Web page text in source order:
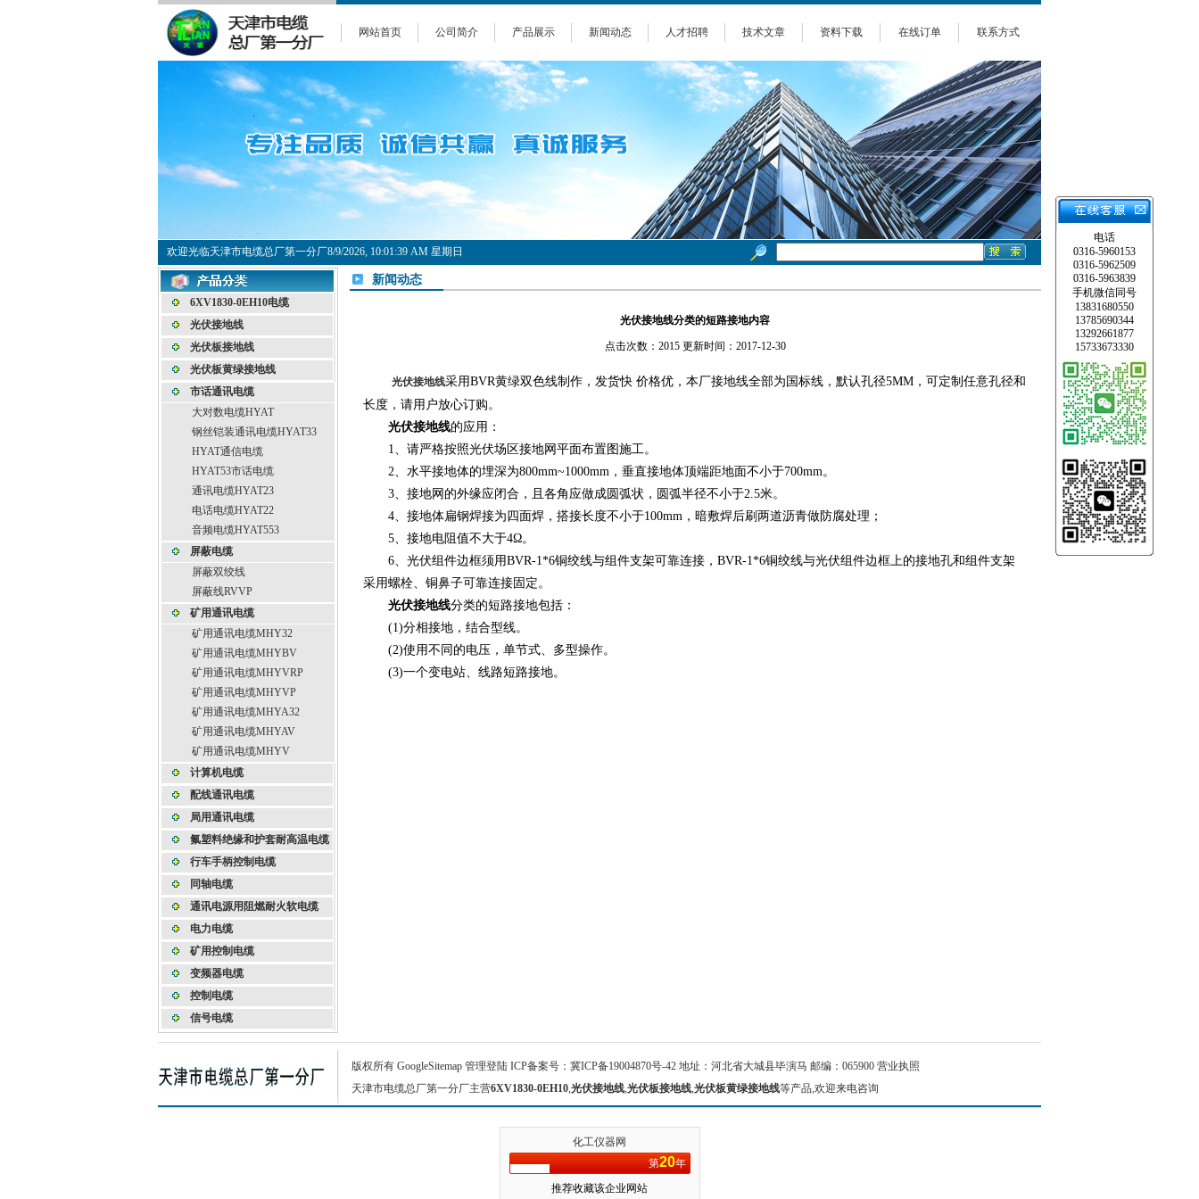
网站首页 公司简介 产品展示 新闻动态 人才招聘 技术文章 资料下载 在线订单 联系方式
欢迎光临天津市电缆总厂第一分厂8/9/2026, 10:01:39 AM 星期日
6XV1830-0EH10电缆
光伏接地线
光伏板接地线
光伏板黄绿接地线
市话通讯电缆
大对数电缆HYAT
钢丝铠装通讯电缆HYAT33
HYAT通信电缆
HYAT53市话电缆
通讯电缆HYAT23
电话电缆HYAT22
音频电缆HYAT553
屏蔽电缆
屏蔽双绞线
屏蔽线RVVP
矿用通讯电缆
矿用通讯电缆MHY32
矿用通讯电缆MHYBV
矿用通讯电缆MHYVRP
矿用通讯电缆MHYVP
矿用通讯电缆MHYA32
矿用通讯电缆MHYAV
矿用通讯电缆MHYV
计算机电缆
配线通讯电缆
局用通讯电缆
氟塑料绝缘和护套耐高温电缆
行车手柄控制电缆
同轴电缆
通讯电源用阻燃耐火软电缆
电力电缆
矿用控制电缆
变频器电缆
控制电缆
信号电缆
新闻动态
光伏接地线分类的短路接地内容
点击次数：2015 更新时间：2017-12-30
光伏接地线采用BVR黄绿双色线制作，发货快 价格优，本厂接地线全部为国标线，默认孔径5MM，可定制任意孔径和
长度，请用户放心订购。
光伏接地线的应用：
1、请严格按照光伏场区接地网平面布置图施工。
2、水平接地体的埋深为800mm~1000mm，垂直接地体顶端距地面不小于700mm。
3、接地网的外缘应闭合，且各角应做成圆弧状，圆弧半径不小于2.5米。
4、接地体扁钢焊接为四面焊，搭接长度不小于100mm，暗敷焊后刷两道沥青做防腐处理；
5、接地电阻值不大于4Ω。
6、光伏组件边框须用BVR-1*6铜绞线与组件支架可靠连接，BVR-1*6铜绞线与光伏组件边框上的接地孔和组件支架
采用螺栓、铜鼻子可靠连接固定。
光伏接地线分类的短路接地包括：
(1)分相接地，结合型线。
(2)使用不同的电压，单节式、多型操作。
(3)一个变电站、线路短路接地。
版权所有 GoogleSitemap 管理登陆 ICP备案号： 冀ICP备19004870号-42 地址：河北省大城县毕演马 邮编：065900 营业执照
天津市电缆总厂第一分厂主营6XV1830-0EH10,光伏接地线,光伏板接地线,光伏板黄绿接地线等产品,欢迎来电咨询
电话
0316-5960153
0316-5962509
0316-5963839
手机微信同号
13831680550
13785690344
13292661877
15733673330
化工仪器网
第20年
推荐收藏该企业网站